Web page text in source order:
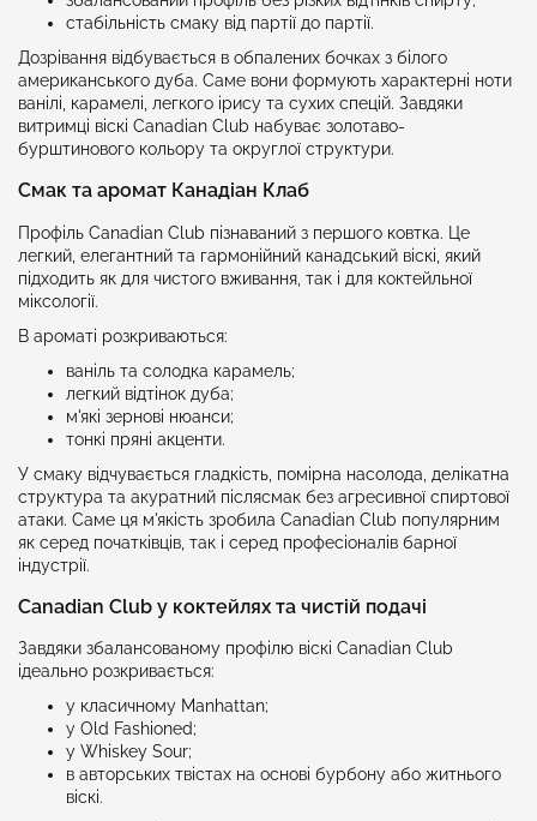
стабільність смаку від партії до партії.
Дозрівання відбувається в обпалених бочках з білого
американського дуба. Саме вони формують характерні ноти
ванілі, карамелі, легкого ірису та сухих спецій. Завдяки
витримці віскі Canadian Club набуває золотаво-
бурштинового кольору та округлої структури.
Смак та аромат Канадіан Клаб
Профіль Canadian Club пізнаваний з першого ковтка. Це
легкий, елегантний та гармонійний канадський віскі, який
підходить як для чистого вживання, так і для коктейльної
міксології.
В ароматі розкриваються:
ваніль та солодка карамель;
легкий відтінок дуба;
м'які зернові нюанси;
тонкі пряні акценти.
У смаку відчувається гладкість, помірна насолода, делікатна
структура та акуратний післясмак без агресивної спиртової
атаки. Саме ця м'якість зробила Canadian Club популярним
як серед початківців, так і серед професіоналів барної
індустрії.
Canadian Club у коктейлях та чистій подачі
Завдяки збалансованому профілю віскі Canadian Club
ідеально розкривається:
у класичному Manhattan;
у Old Fashioned;
у Whiskey Sour;
в авторських твістах на основі бурбону або житнього
віскі.